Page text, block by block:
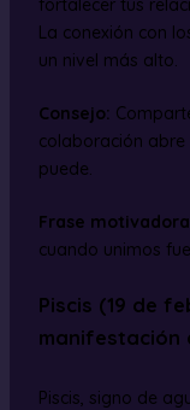
fortalecer tus
La conexión con
un nivel más alto.
Consejo:
colaboración
puede.
Frase
cuando unimos
Piscis (19 de
manifestación
Piscis, signo de